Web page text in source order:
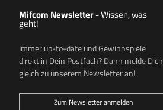
Mifcom Newsletter-Wissen, was
geht!
Immer up-to-date und Gewinnspiele
direkt in Dein Postfach? Dann melde Dich
gleich zu unserem Newsletter an!
Zum Newsletter anmelden